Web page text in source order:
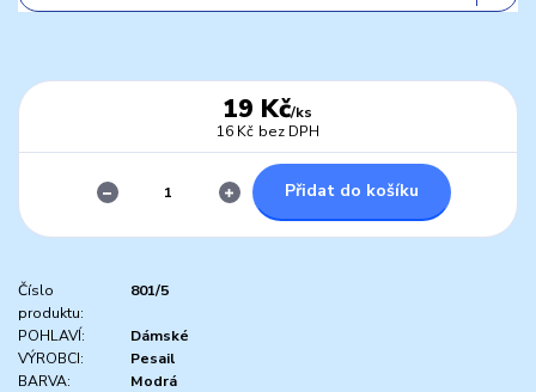
19 Kč/ks
16 Kč bez DPH
Přidat do košíku
Číslo
produktu:
801/5
POHLAVÍ:
Dámské
VÝROBCI:
Pesail
BARVA:
Modrá